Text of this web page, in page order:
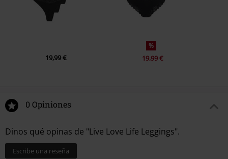
19,99 €
%
19,99 €
0 Opiniones
Dinos qué opinas de "Live Love Life Leggings".
Escribe una reseña